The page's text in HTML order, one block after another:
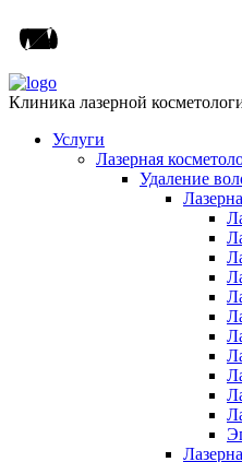
Клиника лазерной
Услуги
Лазерная
Удаление